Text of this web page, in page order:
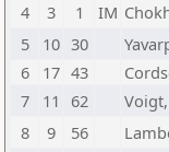
4
3 1 IM
5
10 30
6
17 43
7
11 62
8
9 56